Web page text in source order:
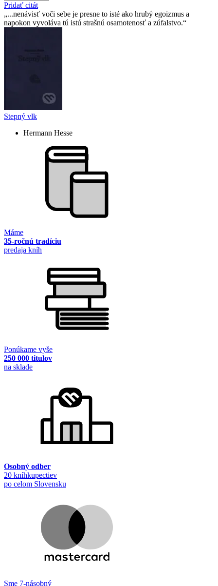
Pridať citát
...nenávisť voči sebe je presne to isté ako hrubý egoizmus a
napokon vyvoláva tú istú strašnú osamotenosť a zúfalstvo.
Stepný vlk
Hermann Hesse
Máme
35-ročnú tradíciu
predaja kníh
Ponúkame vyše
250 000 titulov
na sklade
Osobný odber
20 kníhkupectiev
po celom Slovensku
Sme 7-násobný